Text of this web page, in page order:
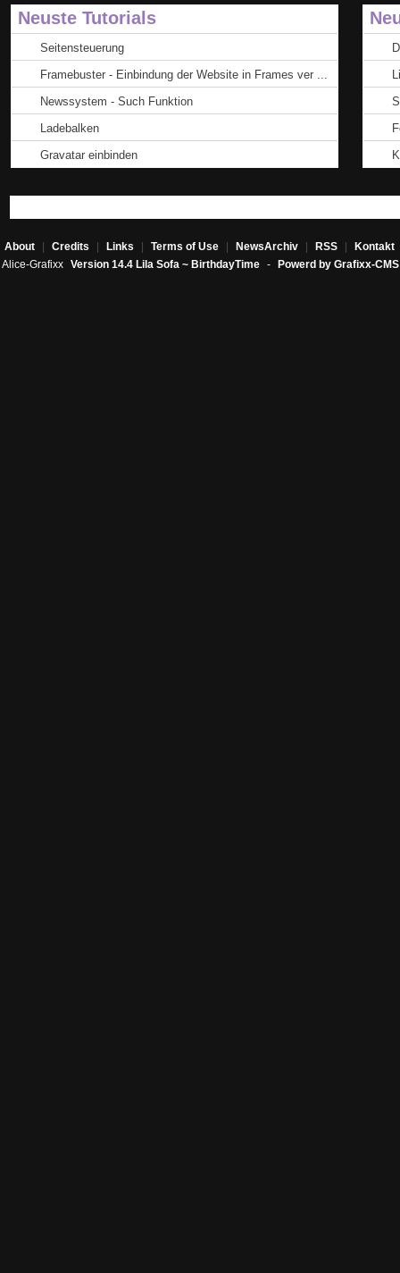
Neuste Tutorials
Seitensteuerung
Framebuster - Einbindung der Website in Frames ver ...
Newssystem - Such Funktion
Ladebalken
Gravatar einbinden
About Credits Links Terms of Use NewsArchiv RSS Kontakt
Alice-Grafixx Version 14.4 Lila Sofa ~ BirthdayTime - Powerd by Grafixx-CMS